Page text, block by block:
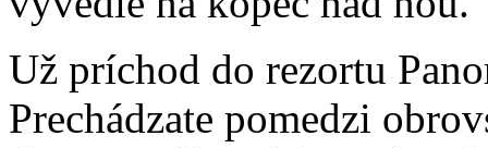
Už príchod do rezortu
Prechádzate pomedzi